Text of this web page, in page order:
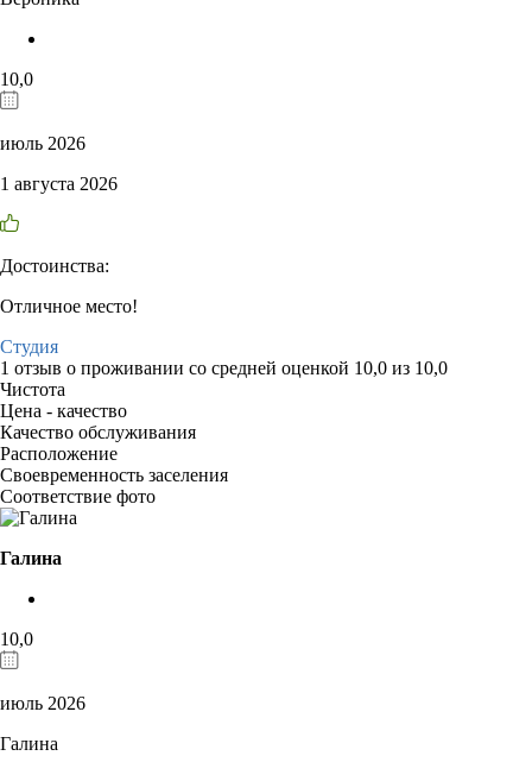
10,0
июль 2026
1 августа 2026
Достоинства:
Отличное место!
Студия
1 отзыв о проживании со средней оценкой 10,0 из 10,0
Чистота
Цена - качество
Качество обслуживания
Расположение
Своевременность заселения
Соответствие фото
Галина
10,0
июль 2026
Галина